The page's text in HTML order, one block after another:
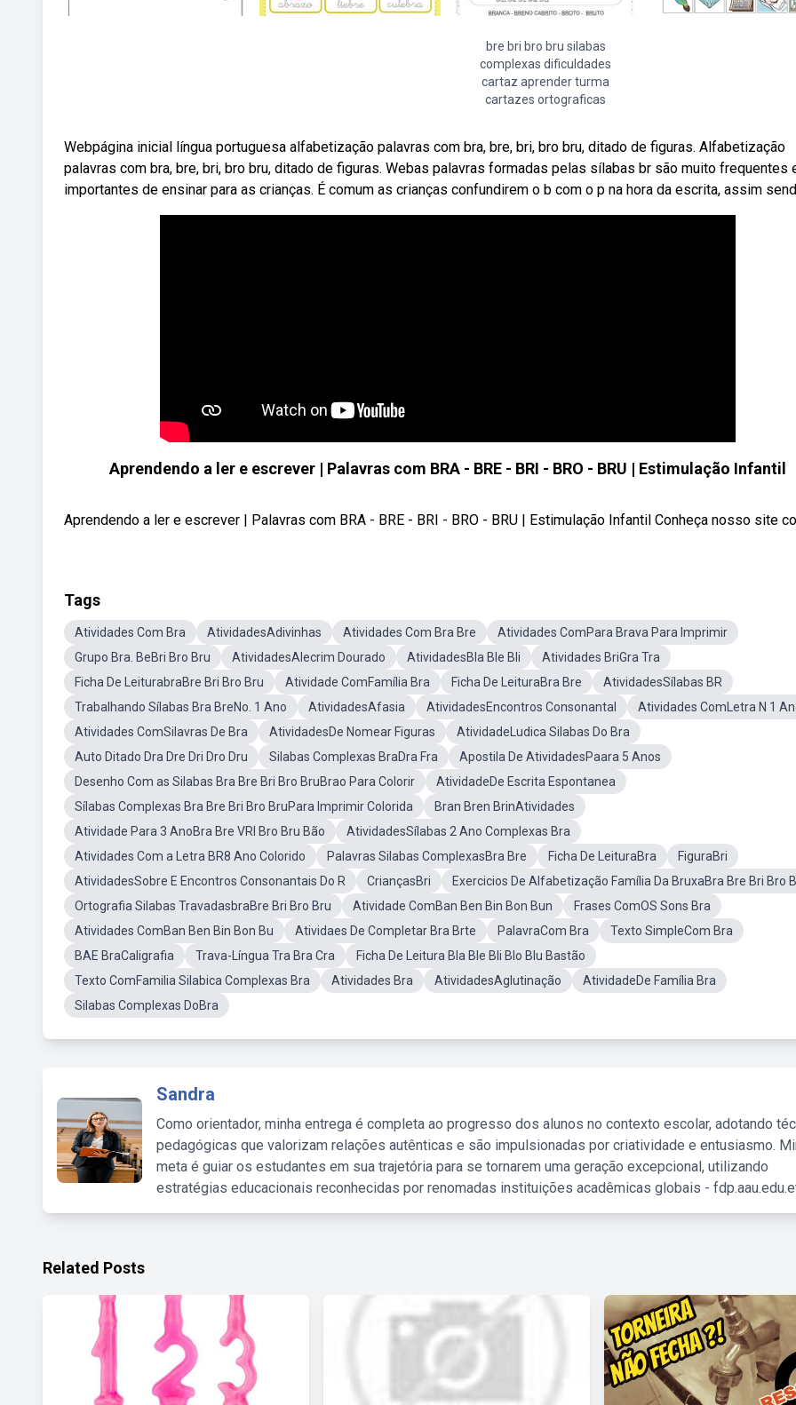
bre bri bro bru silabas
complexas dificuldades
cartaz aprender turma
cartazes ortograficas
Webpágina inicial língua portuguesa alfabetização palavras com bra, bre, bri, bro bru, ditado de figuras. Alfabetização
palavras com bra, bre, bri, bro bru, ditado de figuras. Webas palavras formadas pelas sílabas br são muito frequentes
importantes de ensinar para as crianças. É comum as crianças confundirem o b com o p na hora da escrita, assim
Aprendendo a ler e escrever | Palavras com BRA - BRE - BRI - BRO - BRU | Estimulação Infantil
Aprendendo a ler e escrever | Palavras com BRA - BRE - BRI - BRO - BRU | Estimulação Infantil Conheça nosso site
Tags
Atividades Com Bra AtividadesAdivinhas Atividades Com Bra Bre
Atividades ComPara Brava Para Imprimir
Grupo Bra. BeBri Bro Bru
AtividadesAlecrim Dourado AtividadesBla Ble Bli
Atividades BriGra Tra
Ficha De LeiturabraBre Bri Bro Bru
Atividade ComFamília Bra Ficha De LeituraBra Bre
AtividadesSílabas BR
Trabalhando Sílabas Bra BreNo. 1 Ano
AtividadesAfasia AtividadesEncontros Consonantal
Atividades ComLetra N 1
Atividades ComSilavras De Bra
AtividadesDe Nomear Figuras
AtividadeLudica Silabas Do Bra
Auto Ditado Dra Dre Dri Dro Dru
Silabas Complexas BraDra Fra
Apostila De AtividadesPaara 5 Anos
Desenho Com as Silabas Bra Bre Bri Bro BruBrao Para Colorir
AtividadeDe Escrita Espontanea
Sílabas Complexas Bra Bre Bri Bro BruPara Imprimir Colorida
Bran Bren BrinAtividades
Atividade Para 3 AnoBra Bre VRI Bro Bru Bão
AtividadesSílabas 2 Ano Complexas Bra
Atividades Com a Letra BR8 Ano Colorido
Palavras Silabas ComplexasBra Bre Ficha De LeituraBra
FiguraBri
AtividadesSobre E Encontros Consonantais Do R
CriançasBri
Exercicios De Alfabetização Família Da BruxaBra Bre Bri Bro
Ortografia Silabas TravadasbraBre Bri Bro Bru
Atividade ComBan Ben Bin Bon Bun
Frases ComOS Sons Bra
Atividades ComBan Ben Bin Bon Bu
Atividaes De Completar Bra Brte PalavraCom Bra
Texto SimpleCom Bra
BAE BraCaligrafia
Trava-Língua Tra Bra Cra
Ficha De Leitura Bla Ble Bli Blo Blu Bastão
Texto ComFamilia Silabica Complexas Bra
Atividades Bra AtividadesAglutinação
AtividadeDe Família Bra
Silabas Complexas DoBra
Sandra
Como orientador, minha entrega é completa ao progresso dos alunos no contexto escolar, adotando
pedagógicas que valorizam relações autênticas e são impulsionadas por criatividade e entusiasmo.
meta é guiar os estudantes em sua trajetória para se tornarem uma geração excepcional, utilizando
estratégias educacionais reconhecidas por renomadas instituições acadêmicas globais -
Related Posts